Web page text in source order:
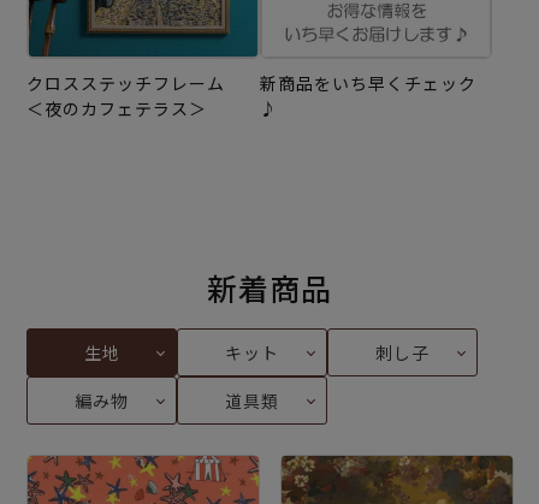
クロスステッチフレーム
＜夜のカフェテラス＞
新商品をいち早くチェック
♪
新着商品
生地 キット
刺し子
編み物
道具類